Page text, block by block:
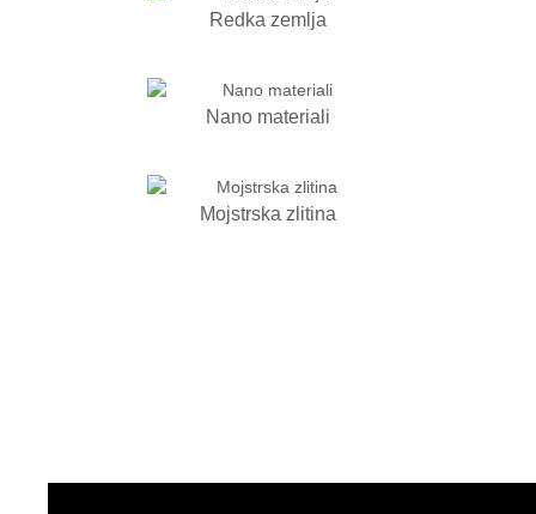
Redka zemlja
Nano materiali
Mojstrska zlitina